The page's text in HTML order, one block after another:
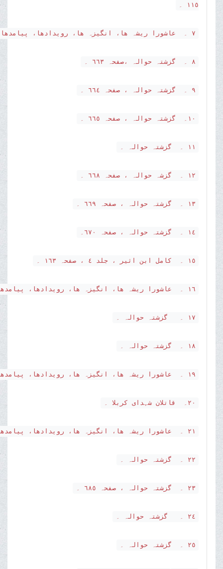
١١٥ ۔
٧ ۔ عاشورا ریشہ ھا، انگیزہ ھا، رویدادھا، پیامدھا، صفحہ ٦٦١ ۔
٨ ۔ گزشتہ حوالہ ،صفحہ ٦٦٣ ۔
٩ ۔ گزشتہ حوالہ ، صفحہ ٦٦٤ ۔
١٠۔ گزشتہ حوالہ ، صفحہ ٦٦٥ ۔
١١ ۔ گزشتہ حوالہ ۔
١٢ ۔ گزشہ حوالہ ، صفحہ ٦٦٨ ۔
١٣ ۔ گزشتہ حوالہ ، صفحہ ٦٦٩ ۔
١٤ ۔ گزشتہ حوالہ ، صفحہ ٦٧٠۔
١٥ ۔ کامل ابن اثیر ، جلد ٤ ، صفحہ ١٦٣ ۔
١٦ ۔ عاشورا ریشہ ھا، انگیزہ ھا، رویدادھا، پیامدھا، صفحہ ٦٧٣ ۔
١٧ ۔ گزشتہ حوالہ ۔
١٨ ۔ گزشتہ حوالہ ۔
١٩ ۔ عاشورا ریشہ ھا، انگیزہ ھا، رویدادھا، پیامدھا، صفحہ ٦٧٣ ۔
٢٠۔ قاتلان شہدای کربلا ۔
٢١ ۔ عاشورا ریشہ ھا، انگیزہ ھا، رویدادھا، پیامدھا، صفحہ ٦٨١ ۔
٢٢ ۔ گزشتہ حوالہ ۔
٢٣ ۔ گزشتہ حوالہ ، صفحہ ٦٨٥ ۔
٢٤ ۔ گزشتہ حوالہ ۔
٢٥ ۔ گزشتہ حوالہ ۔